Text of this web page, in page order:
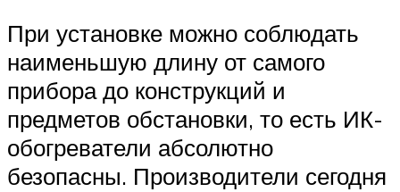
При установке можно соблюдать
наименьшую длину от самого
прибора до конструкций и
предметов обстановки, то есть ИК-
обогреватели абсолютно
безопасны. Производители сегодня